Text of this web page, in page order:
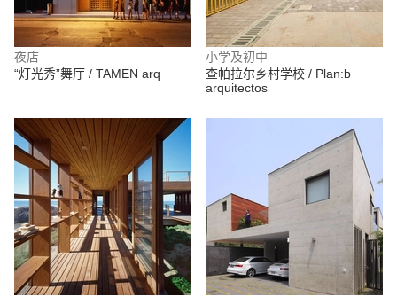
夜店
“灯光秀”舞厅 / TAMEN arq
小学及初中
查帕拉尔乡村学校 / Plan:b
arquitectos